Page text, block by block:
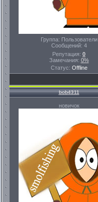
Группа: Пользователи
Сообщений: 4
Репутация: 0
Замечания: 0%
Статус: Offline
bob4311
новичок